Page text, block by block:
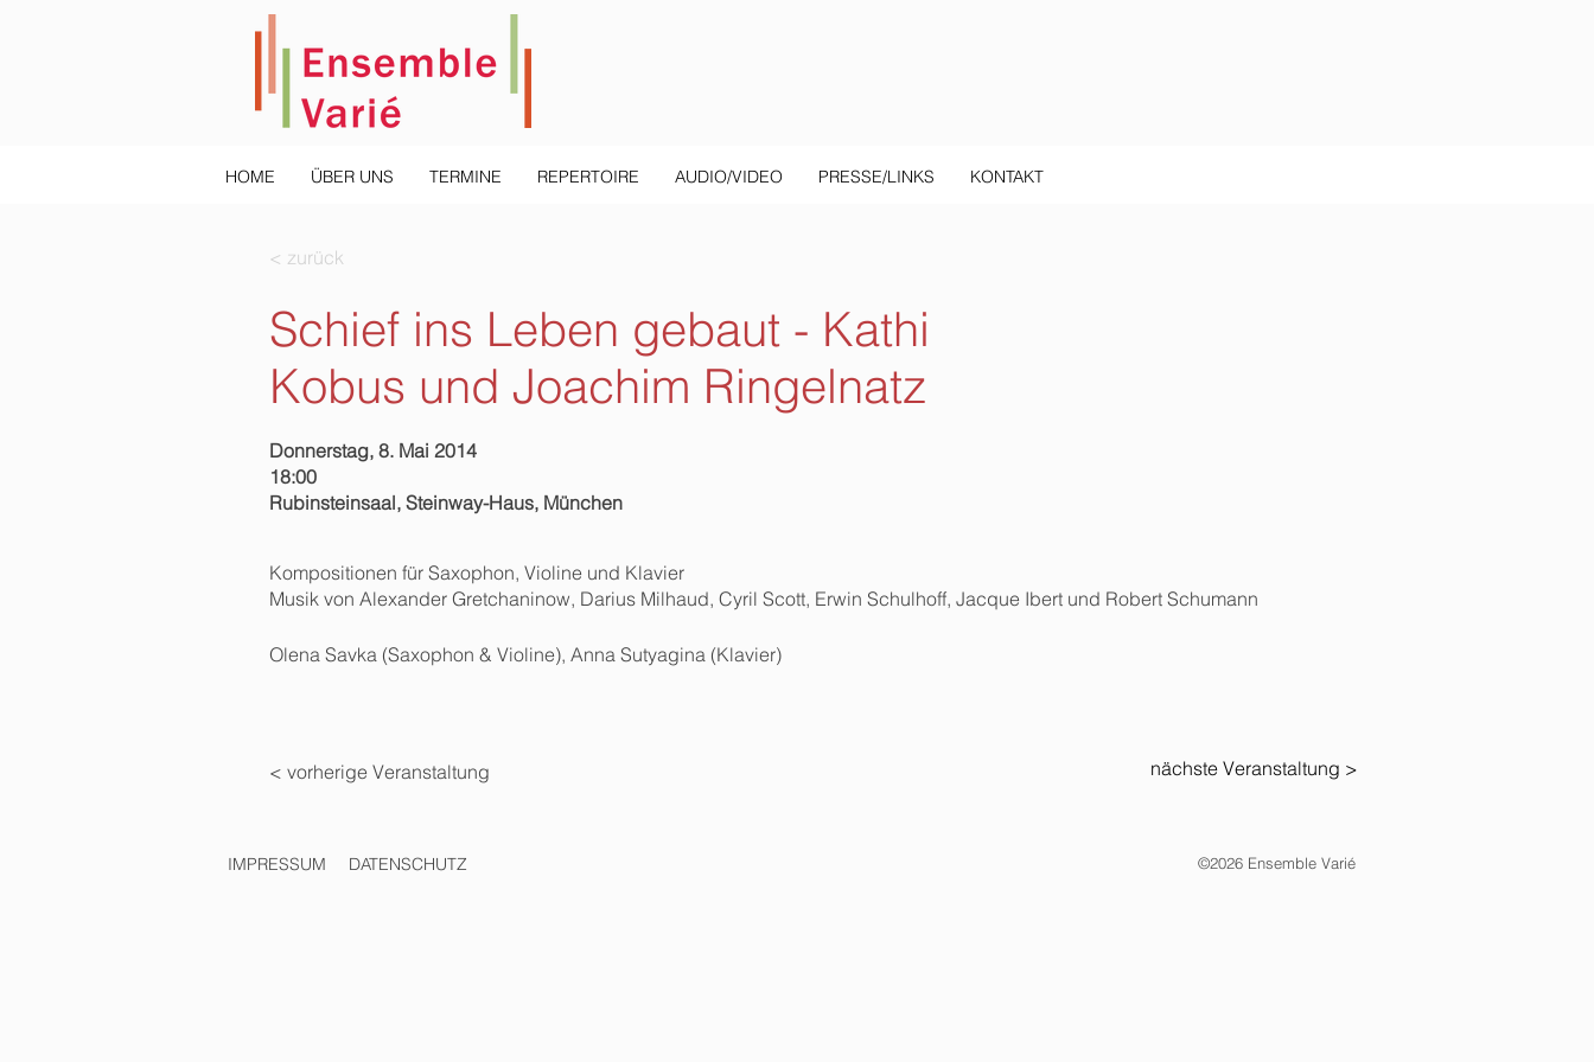
HOME ÜBER UNS TERMINE REPERTOIRE AUDIO/VIDEO PRESSE/LINKS KONTAKT
< zurück
Schief ins Leben gebaut - Kathi
Kobus und Joachim Ringelnatz
Donnerstag, 8. Mai 2014
18:00
Rubinsteinsaal, Steinway-Haus, München
Kompositionen für Saxophon, Violine und Klavier
Musik von Alexander Gretchaninow, Darius Milhaud, Cyril Scott, Erwin Schulhoff, Jacque Ibert und Robert Schumann
Olena Savka (Saxophon & Violine), Anna Sutyagina (Klavier)
< vorherige Veranstaltung nächste Veranstaltung >
IMPRESSUM DATENSCHUTZ ©2026 Ensemble Varié